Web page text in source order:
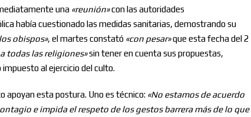
una «reunión»con las autoridades
había cuestionado las medidas sanitarias, demostrando su
obispos», el martes constató «con pesar»que esta fecha del 2
todas las religiones»sin tener en cuenta sus propuestas,
al ejercicio del culto.
apoyan esta postura. Uno es técnico: «No estamos de acuerdo
e impida el respeto de los gestos barrera más de lo que